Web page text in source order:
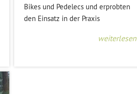
Bikes und Pedelecs und erprobten
den Einsatz in der Praxis
weiterlesen